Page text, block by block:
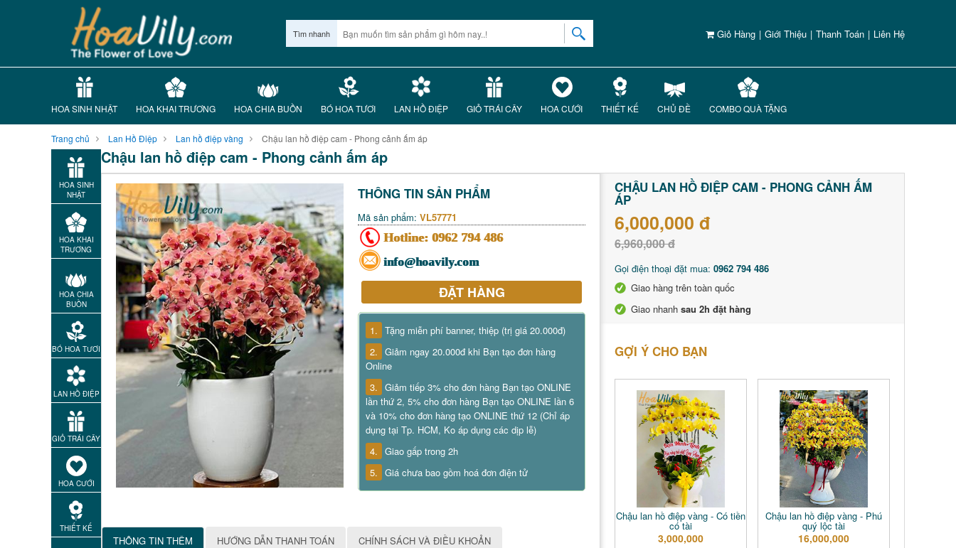
Giỏ Hàng | Giới Thiệu | Thanh Toán | Liên Hệ
Tìm nhanh
HOA SINH NHẬT HOA KHAI TRƯƠNG HOA CHIA BUỒN BÓ HOA TƯƠI LAN HỒ ĐIỆP GIỎ TRÁI CÂY HOA CƯỚI THIẾT KẾ CHỦ ĐỀ COMBO QUÀ TẶNG
Trang chủ Lan Hồ Điệp Lan hồ điệp vàng Chậu lan hồ điệp cam - Phong cảnh ấm áp
HOA SINH
NHẬT
HOA KHAI
TRƯƠNG
HOA CHIA
BUỒN
BÓ HOA TƯƠI
LAN HỒ ĐIỆP
GIỎ TRÁI CÂY
HOA CƯỚI
THIẾT KẾ
Chậu lan hồ điệp cam - Phong cảnh ấm áp
THÔNG TIN SẢN PHẨM
Mã sản phẩm: VL57771
Hotline: 0962 794 486
info@hoavily.com
ĐẶT HÀNG
1. Tặng miễn phí banner, thiệp (trị giá 20.000đ)
2. Giảm ngay 20.000đ khi Bạn tạo đơn hàng
Online
3. Giảm tiếp 3% cho đơn hàng Bạn tạo ONLINE
lần thứ 2, 5% cho đơn hàng Bạn tạo ONLINE lần 6
và 10% cho đơn hàng tạo ONLINE thứ 12 (Chỉ áp
dụng tại Tp. HCM, Ko áp dụng các dịp lễ)
4. Giao gấp trong 2h
5. Giá chưa bao gồm hoá đơn điện tử
THÔNG TIN THÊM HƯỚNG DẪN THANH TOÁN CHÍNH SÁCH VÀ ĐIỀU KHOẢN
CHẬU LAN HỒ ĐIỆP CAM - PHONG CẢNH ẤM
ÁP
6,000,000 đ
6,960,000 đ
Gọi điện thoại đặt mua: 0962 794 486
Giao hàng trên toàn quốc
Giao nhanh sau 2h đặt hàng
GỢI Ý CHO BẠN
Chậu lan hồ điệp vàng - Có tiền
có tài
3,000,000
Chậu lan hồ điệp vàng - Phú
quý lộc tài
16,000,000